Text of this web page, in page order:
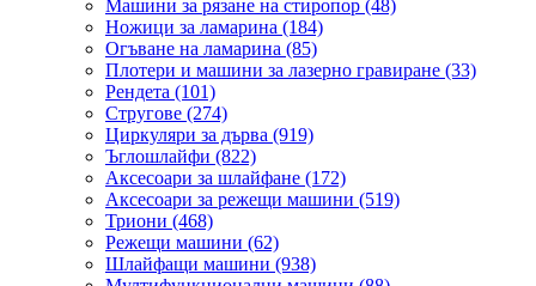
Машини за рязане на стиропор (48)
Ножици за ламарина (184)
Огъване на ламарина (85)
Плотери и машини за лазерно гравиране (33)
Рендета (101)
Стругове (274)
Циркуляри за дърва (919)
Ъглошлайфи (822)
Аксесоари за шлайфане (172)
Аксесоари за режещи машини (519)
Триони (468)
Режещи машини (62)
Шлайфащи машини (938)